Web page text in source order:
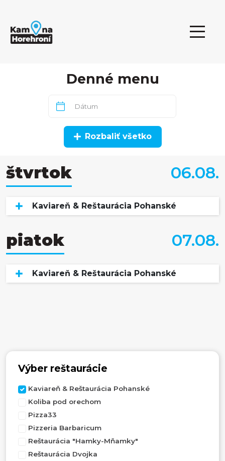
Denné menu
Rozbaliť všetko
Výber reštaurácie
Kaviareň & Reštaurácia Pohanské
Koliba pod orechom
Pizza33
Pizzeria Barbaricum
Reštaurácia "Hamky-Mňamky"
Reštaurácia Dvojka
štvrtok 06.08.
Kaviareň & Reštaurácia Pohanské
piatok 07.08.
Kaviareň & Reštaurácia Pohanské